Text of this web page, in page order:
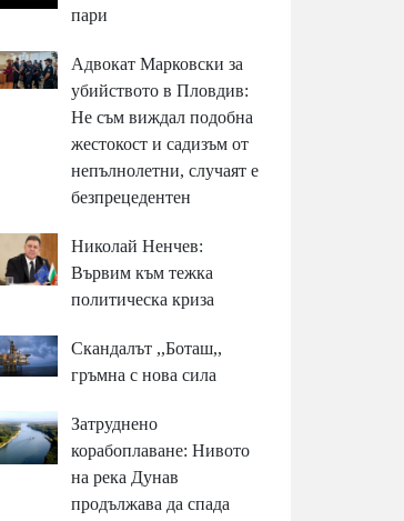
пари
Адвокат Марковски за
убийството в Пловдив:
Не съм виждал подобна
жестокост и садизъм от
непълнолетни, случаят е
безпрецедентен
Николай Ненчев:
Вървим към тежка
политическа криза
Скандалът ,,Боташ,,
гръмна с нова сила
Затруднено
корабоплаване: Нивото
на река Дунав
продължава да спада